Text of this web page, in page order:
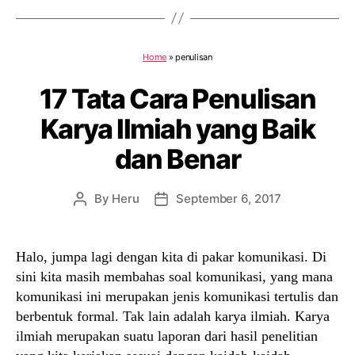
Home »penulisan
17 Tata Cara Penulisan
Karya Ilmiah yang Baik
dan Benar
Post
By Heru
PostSeptember 6, 2017
Halo, jumpa lagi dengan kita di pakar komunikasi. Di
sini kita masih membahas soal komunikasi, yang mana
komunikasi ini merupakan jenis komunikasi tertulis dan
berbentuk formal. Tak lain adalah karya ilmiah. Karya
ilmiah merupakan suatu laporan dari hasil penelitian